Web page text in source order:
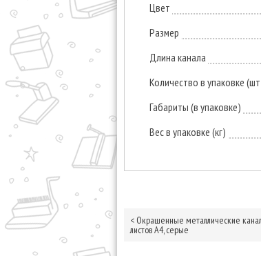
Цвет
Размер
Длина канала
Количество в упаковке
Габариты (в упаковке)
Вес в упаковке (кг)
< Окрашенные металлические
листов А4, серые